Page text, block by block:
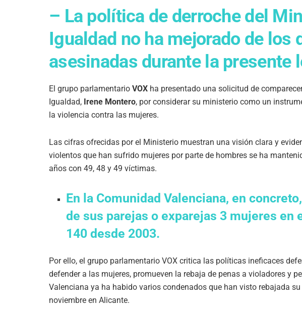
– La política de derroche del
Igualdad no ha mejorado de los
asesinadas durante la presente
El grupo parlamentario VOX ha presentado una solicitud de
Igualdad, Irene Montero, por considerar su ministerio como un
la violencia contra las mujeres.
Las cifras ofrecidas por el Ministerio muestran una visión clara y
violentos que han sufrido mujeres por parte de hombres se ha
años con 49, 48 y 49 víctimas.
En la Comunidad Valenciana, en
de sus parejas o exparejas 3 mujeres en
140 desde 2003.
Por ello, el grupo parlamentario VOX critica las políticas ineficaces
defender a las mujeres, promueven la rebaja de penas a violadores y
Valenciana ya ha habido varios condenados que han visto rebajada
noviembre en Alicante.